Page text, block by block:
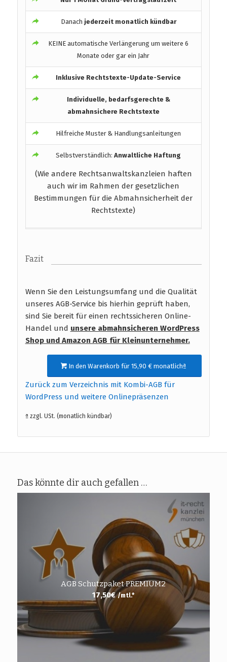
Danach jederzeit monatlich kündbar
KEINE automatische Verlängerung um weitere 6
Monate oder gar ein Jahr
Inklusive Rechtstexte-Update-Service
Individuelle, bedarfsgerechte &
abmahnsichere Rechtstexte
Hilfreiche Muster & Handlungsanleitungen
Selbstverständlich:Anwaltliche Haftung
(Wie andere Rechtsanwaltskanzleien haften
auch wir im Rahmen der gesetzlichen
Bestimmungen für die Abmahnsicherheit der
Rechtstexte)
Fazit
Wenn Sie den Leistungsumfang und die Qualität
unseres AGB-Service bis hierhin geprüft haben,
sind Sie bereit für einen rechtssicheren Online-
Handel und unsere abmahnsicheren WordPress
Shop und Amazon AGB für Kleinunternehmer.
In den Warenkorb für 15,90 € monatlichª
Zurück zum Verzeichnis mit Kombi-AGB für
WordPress und weitere Onlinepräsenzen
ª zzgl. USt. (monatlich kündbar)
Das könnte dir auch gefallen …
AGB Schutzpaket PREMIUM2
17,50€ /mtl.*